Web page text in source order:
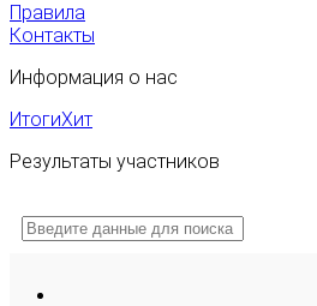
Правила
Контакты
Информация о нас
ИтогиХит
Результаты участников